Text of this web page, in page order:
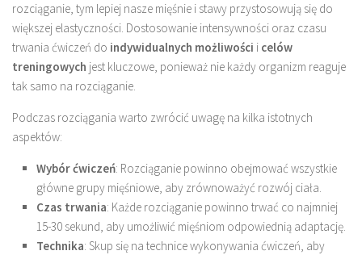
rozciąganie, tym lepiej nasze mięśnie i stawy przystosowują się do
większej elastyczności. Dostosowanie intensywności oraz czasu
trwania ćwiczeń do indywidualnych możliwości i celów
treningowych jest kluczowe, ponieważ nie każdy organizm reaguje
tak samo na rozciąganie.
Podczas rozciągania warto zwrócić uwagę na kilka istotnych
aspektów:
Wybór ćwiczeń: Rozciąganie powinno obejmować wszystkie
główne grupy mięśniowe, aby zrównoważyć rozwój ciała.
Czas trwania: Każde rozciąganie powinno trwać co najmniej
15-30 sekund, aby umożliwić mięśniom odpowiednią adaptację.
Technika: Skup się na technice wykonywania ćwiczeń, aby